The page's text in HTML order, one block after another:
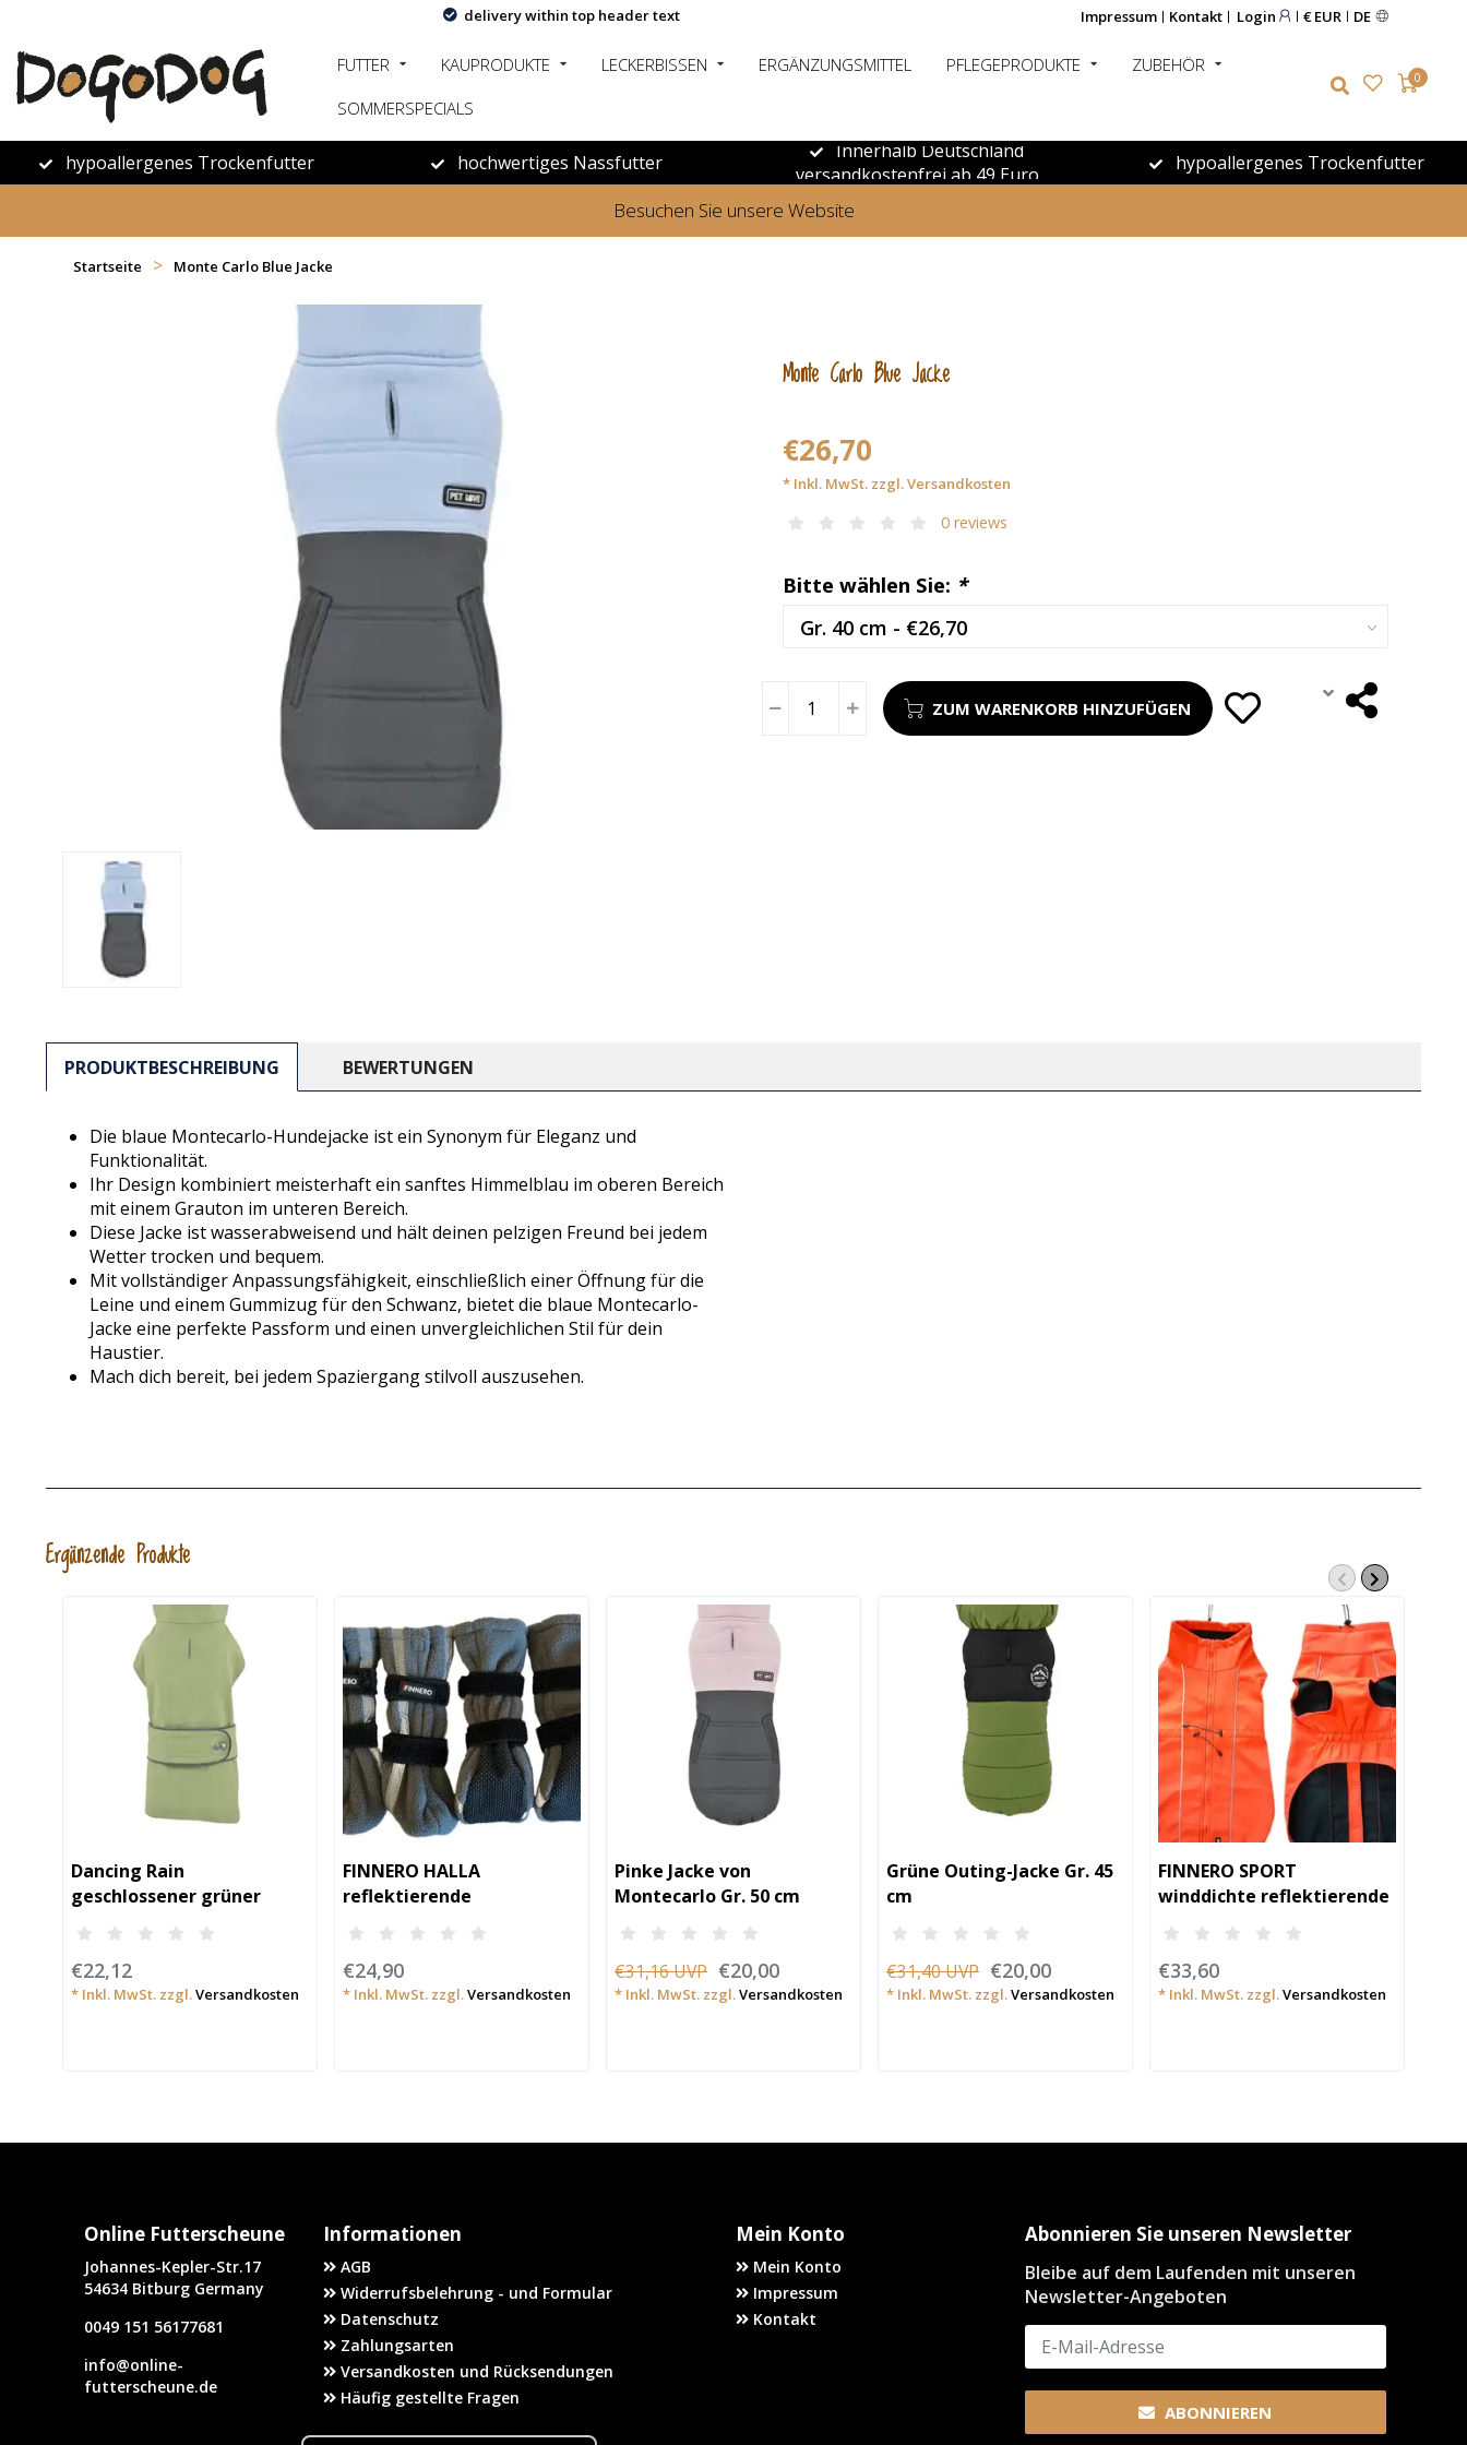
delivery within top header text Impressum Kontakt Login € EUR DE
FUTTER KAUPRODUKTE LECKERBISSEN ERGÄNZUNGSMITTEL PFLEGEPRODUKTE
ZUBEHÖR
SOMMERSPECIALS
0
hypoallergenes Trockenfutter hochwertiges Nassfutter
Innerhalb Deutschland
versandkostenfrei ab 49 Euro
hypoallergenes Trockenfutter
Besuchen Sie unsere Website
Startseite > Monte Carlo Blue Jacke
Monte Carlo Blue Jacke
€26,70
* Inkl. MwSt. zzgl.Versandkosten
0 reviews
Bitte wählen Sie: *
ZUM WARENKORB HINZUFÜGEN
PRODUKTBESCHREIBUNG BEWERTUNGEN
Die blaue Montecarlo-Hundejacke ist ein Synonym für Eleganz und
Funktionalität.
Ihr Design kombiniert meisterhaft ein sanftes Himmelblau im oberen Bereich
mit einem Grauton im unteren Bereich.
Diese Jacke ist wasserabweisend und hält deinen pelzigen Freund bei jedem
Wetter trocken und bequem.
Mit vollständiger Anpassungsfähigkeit, einschließlich einer Öffnung für die
Leine und einem Gummizug für den Schwanz, bietet die blaue Montecarlo-
Jacke eine perfekte Passform und einen unvergleichlichen Stil für dein
Haustier.
Mach dich bereit, bei jedem Spaziergang stilvoll auszusehen.
Ergänzende Produkte
Dancing Rain
geschlossener grüner
Hunderegenmantel
€22,12
* Inkl. MwSt. zzgl.Versandkosten
FINNERO HALLA
reflektierende
Hundestiefel, 4 Stück
€24,90
* Inkl. MwSt. zzgl.Versandkosten
Pinke Jacke von
Montecarlo Gr. 50 cm
€31,16 UVP €20,00
* Inkl. MwSt. zzgl.Versandkosten
Grüne Outing-Jacke Gr. 45
cm
€31,40 UVP €20,00
* Inkl. MwSt. zzgl.Versandkosten
FINNERO SPORT
winddichte reflektierende
Hundejacke
€33,60
* Inkl. MwSt. zzgl.Versandkosten
Online Futterscheune
Johannes-Kepler-Str.17
54634 Bitburg Germany
0049 151 56177681
info@online-
futterscheune.de
Informationen
AGB
Widerrufsbelehrung - und Formular
Datenschutz
Zahlungsarten
Versandkosten und Rücksendungen
Häufig gestellte Fragen
Mein Konto
Mein Konto
Impressum
Kontakt
Abonnieren Sie unseren Newsletter
Bleibe auf dem Laufenden mit unseren
Newsletter-Angeboten
ABONNIEREN